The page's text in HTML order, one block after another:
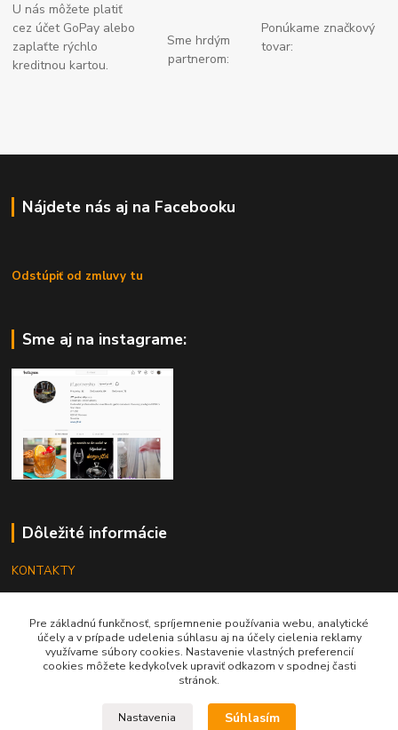
U nás môžete platiť
cez účet GoPay alebo
zaplaťte rýchlo
kreditnou kartou.
Sme hrdým
partnerom:
Ponúkame značkový
tovar:
Nájdete nás aj na Facebooku
Odstúpiť od zmluvy tu
Sme aj na instagrame:
Dôležité informácie
KONTAKTY
REKLAMÁCIE
KATALÓGY
Pre základnú funkčnosť, spríjemnenie používania webu, analytické
účely a v prípade udelenia súhlasu aj na účely cielenia reklamy
využívame súbory cookies. Nastavenie vlastných preferencií
cookies môžete kedykoľvek upraviť odkazom v spodnej časti
stránok.
Nastavenia Súhlasím